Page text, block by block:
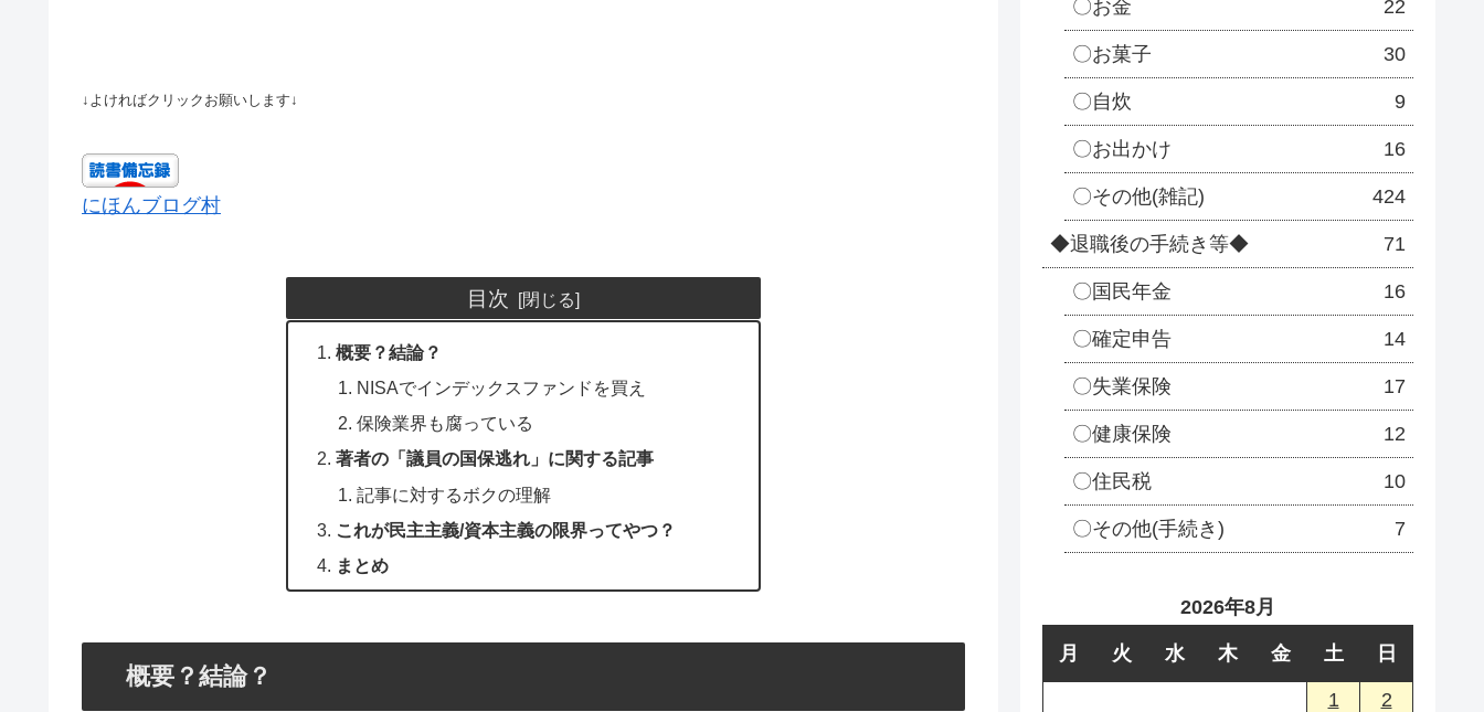
↓よければクリックお願いします↓
にほんブログ村
目次
概要？結論？
NISAでインデックスファンドを買え
保険業界も腐っている
著者の「議員の国保逃れ」に関する記事
記事に対するボクの理解
これが民主主義/資本主義の限界ってやつ？
まとめ
概要？結論？
〇お金 22
〇お菓子 30
〇自炊 9
〇お出かけ 16
〇その他(雑記) 424
◆退職後の手続き等◆ 71
〇国民年金 16
〇確定申告 14
〇失業保険 17
〇健康保険 12
〇住民税 10
〇その他(手続き) 7
2026年8月
月 火 水 木 金 土 日
1
2